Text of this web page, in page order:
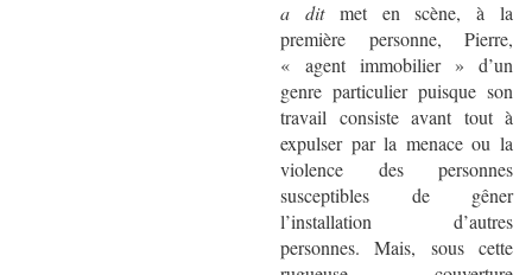
a ditmet en scène, à la
première personne, Pierre,
« agent immobilier » d’un
genre particulier puisque son
travail consiste avant tout à
expulser par la menace ou la
violence des personnes
susceptibles de gêner
l’installation d’autres
personnes. Mais, sous cette